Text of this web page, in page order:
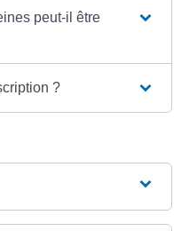
peut-il être
?